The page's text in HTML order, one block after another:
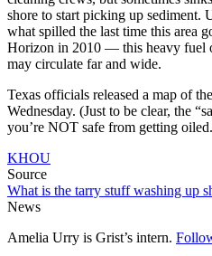
shore to start picking up
what spilled the last time this area
Horizon in 2010 — this heavy fuel
may circulate far and wide.
Texas officials released a map of
Wednesday. (Just to be clear, the
you’re NOT safe from getting
KHOU
Source
What is the tarry stuff washing up
News
Amelia Urry is Grist’s intern.